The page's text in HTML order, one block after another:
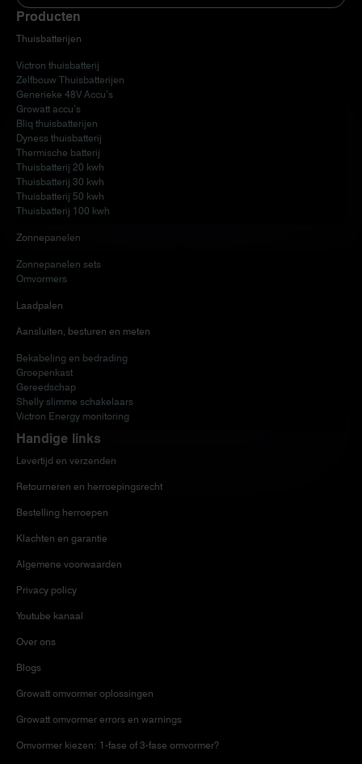
Producten
Thuisbatterijen
Victron thuisbatterij
Zelfbouw Thuisbatterijen
Generieke 48V Accu’s
Growatt accu’s
Bliq thuisbatterijen
Dyness thuisbatterij
Thermische batterij
Thuisbatterij 20 kwh
Thuisbatterij 30 kwh
Thuisbatterij 50 kwh
Thuisbatterij 100 kwh
Zonnepanelen
Zonnepanelen sets
Omvormers
Laadpalen
Aansluiten, besturen en meten
Bekabeling en bedrading
Groepenkast
Gereedschap
Shelly slimme schakelaars
Victron Energy monitoring
Handige links
Levertijd en verzenden
Retourneren en herroepingsrecht
Bestelling herroepen
Klachten en garantie
Algemene voorwaarden
Privacy policy
Youtube kanaal
Over ons
Blogs
Growatt omvormer oplossingen
Growatt omvormer errors en warnings
Omvormer kiezen: 1-fase of 3-fase omvormer?